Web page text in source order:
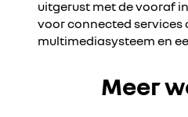
uitgerust met de vooraf
voor connected services
multimediasysteem en
Meer